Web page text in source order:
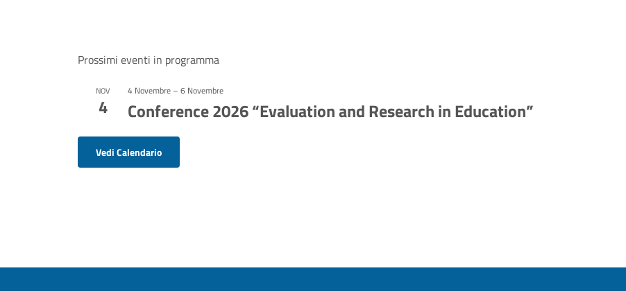
Prossimi eventi in programma
NOV
4
4 Novembre – 6 Novembre
Conference 2026 “Evaluation and Research in Education”
Vedi Calendario